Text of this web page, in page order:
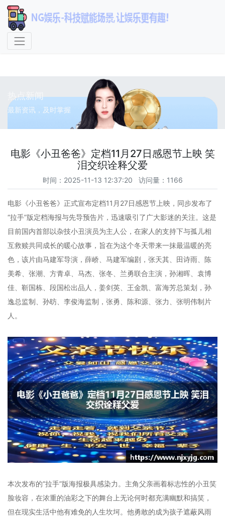
NG娱乐-科技赋能场景,让娱
热点新闻
最新资讯，及时掌握
电影《小丑爸爸》定档11月27日感恩节上映 笑
泪交织诠释父爱
时间：2025-11-13 12:37:20 访问量：1166
电影《小丑爸爸》正式宣布定档11月27日感恩节上映，同步发布了
“拉手”版定档海报与先导预告片，迅速吸引了广大影迷的关注。这是
目前国内首部以杂技小丑演员为主人公，在家人的支持下与孤儿相
互救赎共同成长的暖心故事，旨在为这个冬天带来一抹最温暖的亮
色，该片由马建军导演，薛峤、马建军编剧，张天其、田诗雨、陈
美希、张潮、方青卓、马杰、张冬、兰勇联合主演，孙湘晖、袁博
佳、靳国栋、段国松出品人，姜剑英、王金凯、富海芳总策划，孙
逸总监制、孙昉、李俊海监制，张勇、陈和源、张力、张明伟制片
人。
本次发布的“拉手”版海报极具感染力。主角父亲画着标志性的小丑笑
脸妆容，在浓重的油彩之下的舞台上无论何时都充满幽默和搞笑，
但在现实生活中他有难免的人生坎坷。他勇敢的成为孩子遮蔽风雨